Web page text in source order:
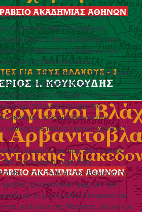
μελέτες αναγνωρίζουν το
γεγονός πως τα σημερινά
και οι εγκαταστάσεις των
στην περιοχή του Βερμίου, της
και της Νάουσας είναι
πληθυσμιακών μετακινήσεων
αυτά εδραιώθηκαν και
κατά τη διάρκεια του 19ου
την καταστροφή της
γεννάται το ερώτημα για την
περιοχή σε παλαιότερους χρόνους
γνωρίζουμε πως δύο αιώνες
του 17ου αιώνα, είχε, ήδη,
στις πλαγιές του Βερμίου, το
ομάδας χριστιανικών χωριών που
με τη μικρή, αλλά δυναμική και,
πολιτεία της Νάουσας, όπως και